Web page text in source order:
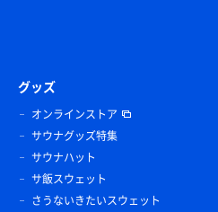
グッズ
オンラインストア
サウナグッズ特集
サウナハット
サ飯スウェット
さうないきたいスウェット